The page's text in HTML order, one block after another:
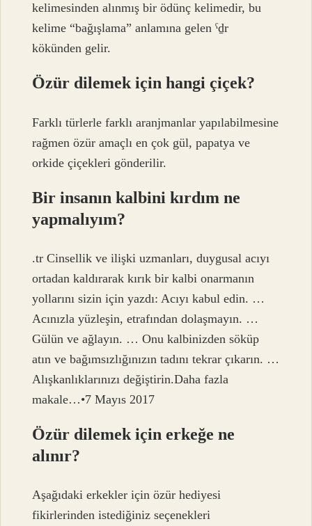
kelimesinden alınmış bir ödünç kelimedir, bu
kelime “bağışlama” anlamına gelen ˁḏr
kökünden gelir.
Özür dilemek için hangi çiçek?
Farklı türlerle farklı aranjmanlar yapılabilmesine
rağmen özür amaçlı en çok gül, papatya ve
orkide çiçekleri gönderilir.
Bir insanın kalbini kırdım ne
yapmalıyım?
.tr Cinsellik ve ilişki uzmanları, duygusal acıyı
ortadan kaldırarak kırık bir kalbi onarmanın
yollarını sizin için yazdı: Acıyı kabul edin. …
Acınızla yüzleşin, etrafından dolaşmayın. …
Gülün ve ağlayın. … Onu kalbinizden söküp
atın ve bağımsızlığınızın tadını tekrar çıkarın. …
Alışkanlıklarınızı değiştirin.Daha fazla
makale…•7 Mayıs 2017
Özür dilemek için erkeğe ne
alınır?
Aşağıdaki erkekler için özür hediyesi
fikirlerinden istediğiniz seçenekleri